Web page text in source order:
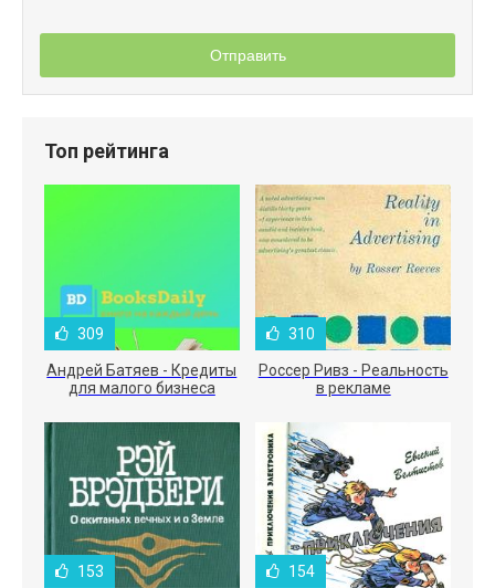
Отправить
Топ рейтинга
309
Андрей Батяев - Кредиты
для малого бизнеса
310
Россер Ривз - Реальность
в рекламе
153 154